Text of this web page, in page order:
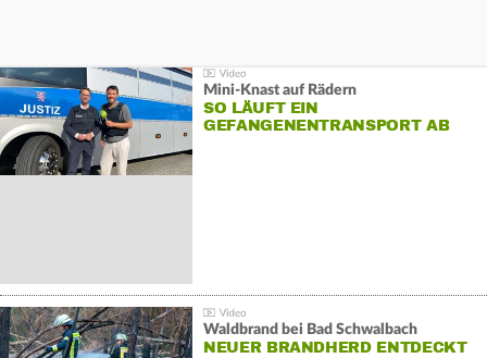
Mini-Knast auf Rädern
SO LÄUFT EIN
GEFANGENENTRANSPORT AB
Waldbrand bei Bad Schwalbach
NEUER BRANDHERD ENTDECKT